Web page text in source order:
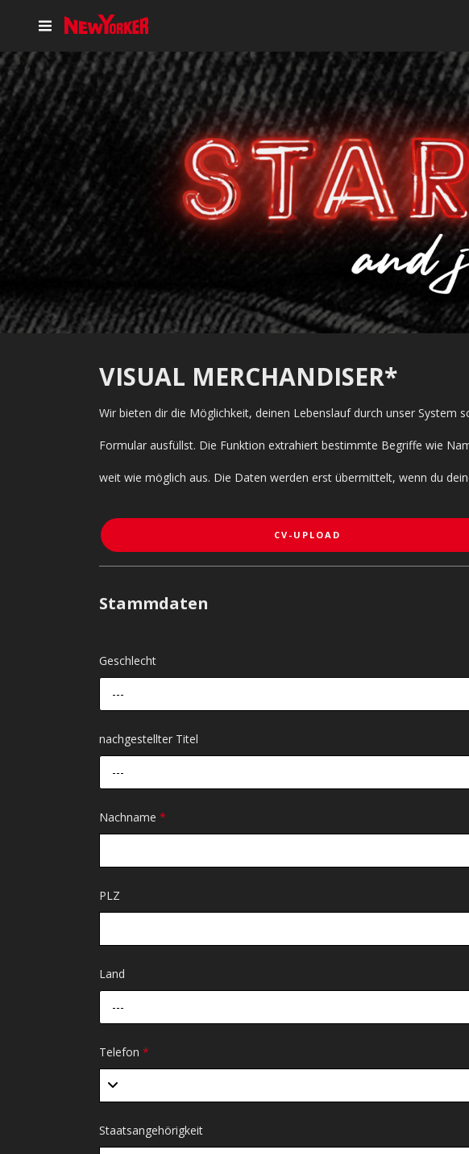
VISUAL MERCHANDISER*
Wir bieten dir die Möglichkeit, deinen Lebenslauf durch unser System
Formular ausfüllst. Die Funktion extrahiert bestimmte Begriffe wie
weit wie möglich aus. Die Daten werden erst übermittelt, wenn du
CV-UPLOAD
Stammdaten
Geschlecht
---
nachgestellter Titel
---
Nachname *
PLZ
Land
---
Telefon *
Staatsangehörigkeit